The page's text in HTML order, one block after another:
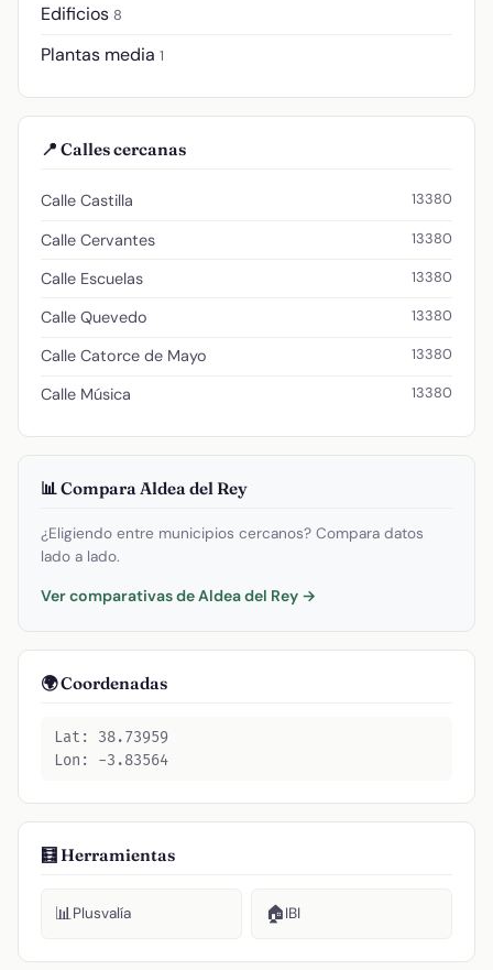
Edificios 8
Plantas media 1
📍 Calles cercanas
Calle Castilla 13380
Calle Cervantes 13380
Calle Escuelas 13380
Calle Quevedo 13380
Calle Catorce de Mayo 13380
Calle Música 13380
📊 Compara Aldea del Rey
¿Eligiendo entre municipios cercanos? Compara datos
lado a lado.
Ver comparativas de Aldea del Rey →
🌍 Coordenadas
Lat: 38.73959
Lon: -3.83564
🧮 Herramientas
📊Plusvalía 🏠IBI